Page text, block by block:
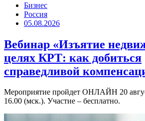
Бизнес
Россия
05.08.2026
Вебинар «Изъятие
целях КРТ: как добиться
справедливой
Мероприятие пройдет ОНЛАЙН 20
16.00 (мск.). Участие – бесплатно.